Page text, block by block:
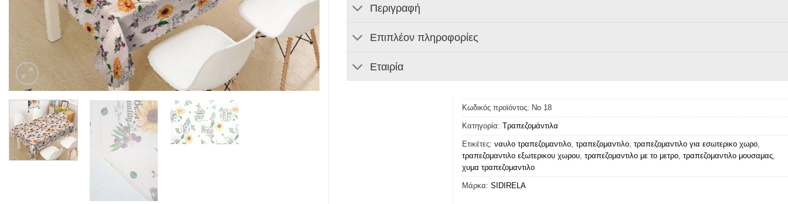
Περιγραφή
Επιπλέον πληροφορίες
Εταιρία
Κωδικός προϊόντος: Νο 18
Κατηγορία: Τραπεζομάντιλα
Ετικέτες: ναυλο τραπεζομαντιλο, τραπεζομαντιλο, τραπεζομαντιλο για εσωτερικο χωρο,
τραπεζομαντιλο εξωτερικου χωρου, τραπεζομαντιλο με το μετρο, τραπεζομαντιλο μουσαμας,
χυμα τραπεζομαντιλο
Μάρκα: SIDIRELA